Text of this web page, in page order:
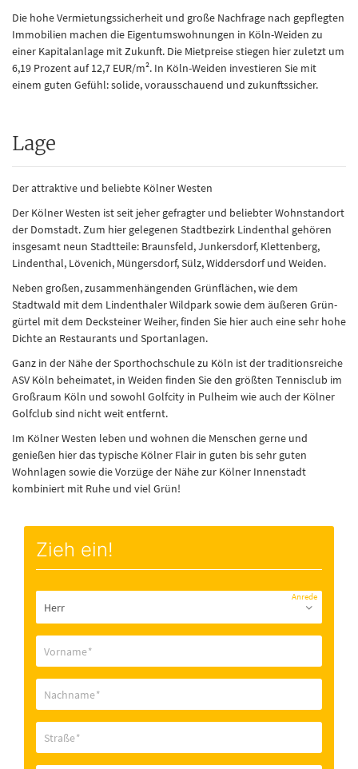
Die hohe Vermietungssicherheit und große Nachfrage nach gepflegten
Immobilien machen die Eigentumswohnungen in Köln-Weiden zu
einer Kapitalanlage mit Zukunft. Die Mietpreise stiegen hier zuletzt um
6,19 Prozent auf 12,7 EUR/m². In Köln-Weiden investieren Sie mit
einem guten Gefühl: solide, vorausschauend und zukunftssicher.
Lage
Der attraktive und beliebte Kölner Westen
Der Kölner Westen ist seit jeher gefragter und beliebter Wohnstandort
der Domstadt. Zum hier gelegenen Stadtbezirk Lindenthal gehören
insgesamt neun Stadtteile: Braunsfeld, Junkersdorf, Klettenberg,
Lindenthal, Lövenich, Müngersdorf, Sülz, Widdersdorf und Weiden.
Neben großen, zusammenhängenden Grünflächen, wie dem
Stadtwald mit dem Lindenthaler Wildpark sowie dem äußeren Grün-
gürtel mit dem Decksteiner Weiher, finden Sie hier auch eine sehr hohe
Dichte an Restaurants und Sportanlagen.
Ganz in der Nähe der Sporthochschule zu Köln ist der traditionsreiche
ASV Köln beheimatet, in Weiden finden Sie den größten Tennisclub im
Großraum Köln und sowohl Golfcity in Pulheim wie auch der Kölner
Golfclub sind nicht weit entfernt.
Im Kölner Westen leben und wohnen die Menschen gerne und
genießen hier das typische Kölner Flair in guten bis sehr guten
Wohnlagen sowie die Vorzüge der Nähe zur Kölner Innenstadt
kombiniert mit Ruhe und viel Grün!
Zieh ein!
Anrede
Vorname*
Nachname*
Straße*